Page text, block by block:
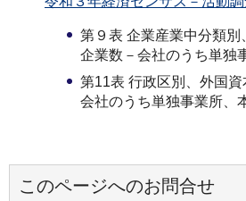
第９表 企業産業中分類別
企業数－会社のうち単独
第11表 行政区別、外国
会社のうち単独事業所、
このページへのお問合せ